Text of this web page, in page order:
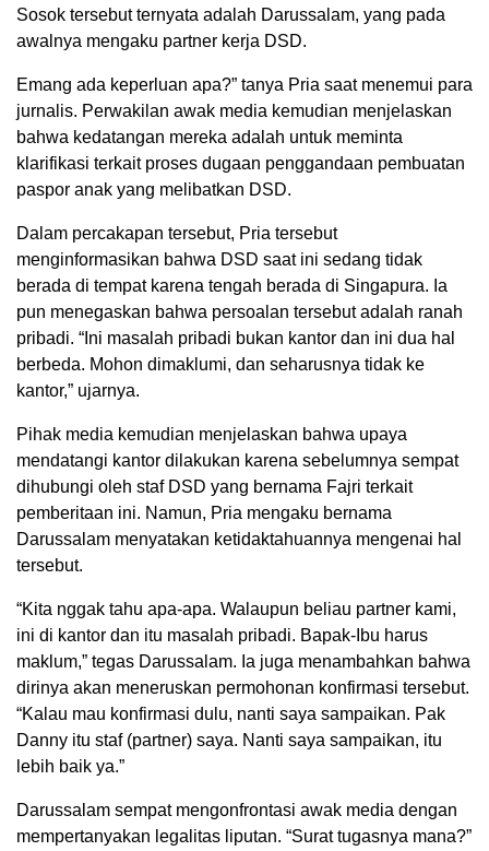
Sosok tersebut ternyata adalah Darussalam, yang pada
awalnya mengaku partner kerja DSD.
Emang ada keperluan apa?” tanya Pria saat menemui para
jurnalis. Perwakilan awak media kemudian menjelaskan
bahwa kedatangan mereka adalah untuk meminta
klarifikasi terkait proses dugaan penggandaan pembuatan
paspor anak yang melibatkan DSD.
Dalam percakapan tersebut, Pria tersebut
menginformasikan bahwa DSD saat ini sedang tidak
berada di tempat karena tengah berada di Singapura. Ia
pun menegaskan bahwa persoalan tersebut adalah ranah
pribadi. “Ini masalah pribadi bukan kantor dan ini dua hal
berbeda. Mohon dimaklumi, dan seharusnya tidak ke
kantor,” ujarnya.
Pihak media kemudian menjelaskan bahwa upaya
mendatangi kantor dilakukan karena sebelumnya sempat
dihubungi oleh staf DSD yang bernama Fajri terkait
pemberitaan ini. Namun, Pria mengaku bernama
Darussalam menyatakan ketidaktahuannya mengenai hal
tersebut.
“Kita nggak tahu apa-apa. Walaupun beliau partner kami,
ini di kantor dan itu masalah pribadi. Bapak-Ibu harus
maklum,” tegas Darussalam. Ia juga menambahkan bahwa
dirinya akan meneruskan permohonan konfirmasi tersebut.
“Kalau mau konfirmasi dulu, nanti saya sampaikan. Pak
Danny itu staf (partner) saya. Nanti saya sampaikan, itu
lebih baik ya.”
Darussalam sempat mengonfrontasi awak media dengan
mempertanyakan legalitas liputan. “Surat tugasnya mana?”